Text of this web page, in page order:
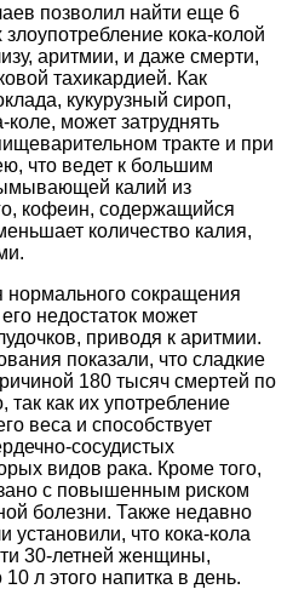
позволил найти еще 6
кока-колой
аритмии, и даже смерти,
тахикардией. Как
кукурузный сироп,
может затруднять
тракте и при
что ведет к большим
калий из
кофеин, содержащийся
количество калия,
нормального сокращения
недостаток может
приводя к аритмии.
показали, что сладкие
180 тысяч смертей по
как их употребление
веса и способствует
сосудистых
видов рака. Кроме того,
с повышенным риском
болезни. Также недавно
установили, что кока-кола
30-летней женщины,
л этого напитка в день.